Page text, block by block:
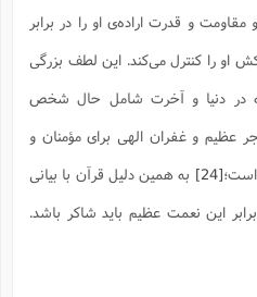
و قدرت اراده‌ی او را در برابر
او را کنترل می‌کند. این لطف بزرگی
در دنیا و آخرت شامل حال شخص
عظیم و غفران الهی برای مؤمنان و
[24]
به همین دلیل قرآن با بیانی
این نعمت عظیم باید شاکر باشد.